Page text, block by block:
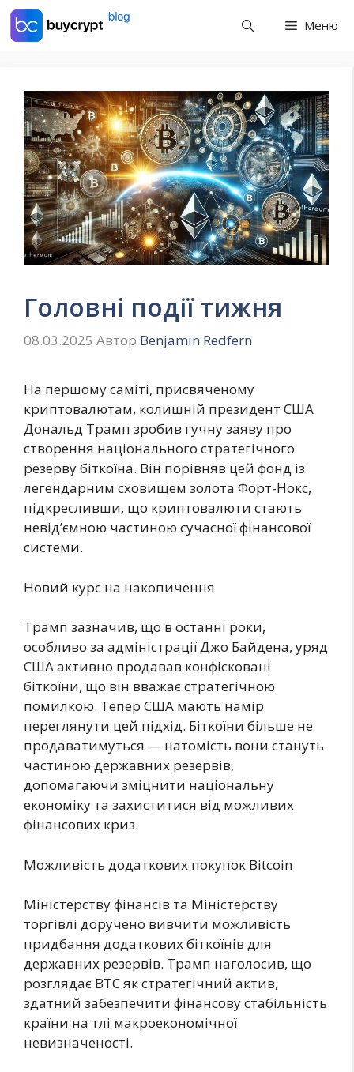
Перейти
до
Меню
Головні події тижня
08.03.2025 Автор Benjamin Redfern
На першому саміті, присвяченому
криптовалютам, колишній президент США
Дональд Трамп зробив гучну заяву про
створення національного стратегічного
резерву біткоїна. Він порівняв цей фонд із
легендарним сховищем золота Форт-Нокс,
підкресливши, що криптовалюти стають
невід’ємною частиною сучасної фінансової
системи.
Новий курс на накопичення
Трамп зазначив, що в останні роки,
особливо за адміністрації Джо Байдена, уряд
США активно продавав конфісковані
біткоїни, що він вважає стратегічною
помилкою. Тепер США мають намір
переглянути цей підхід. Біткоїни більше не
продаватимуться — натомість вони стануть
частиною державних резервів,
допомагаючи зміцнити національну
економіку та захиститися від можливих
фінансових криз.
Можливість додаткових покупок Bitcoin
Міністерству фінансів та Міністерству
торгівлі доручено вивчити можливість
придбання додаткових біткоїнів для
державних резервів. Трамп наголосив, що
розглядає BTC як стратегічний актив,
здатний забезпечити фінансову стабільність
країни на тлі макроекономічної
невизначеності.